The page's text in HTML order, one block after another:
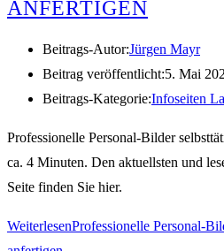
ANFERTIGEN
Beitrags-Autor:Jürgen Mayr
Beitrag veröffentlicht:5. Mai
Beitrags-Kategorie:Infoseiten
Professionelle Personal-Bilder
ca. 4 Minuten. Den aktuellsten und
Seite finden Sie hier.
WeiterlesenProfessionelle Personal-